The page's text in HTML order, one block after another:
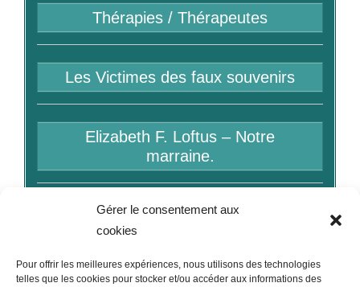
Gérer le consentement aux
cookies
Pour offrir les meilleures expériences, nous utilisons des technologies
telles que les cookies pour stocker et/ou accéder aux informations des
Thérapies / Thérapeutes
Les Victimes des faux souvenirs
Elizabeth F. Loftus – Notre
marraine.
Bibliographie
Liens